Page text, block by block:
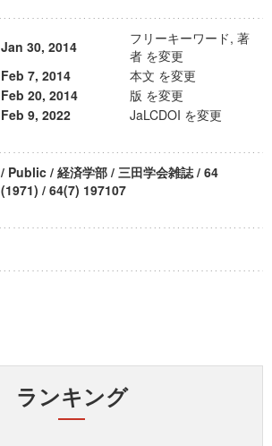
Jan 30, 2014
フリーキーワード, 著
者 を変更
Feb 7, 2014
本文 を変更
Feb 20, 2014
版 を変更
Feb 9, 2022
JaLCDOI を変更
/ Public / 経済学部 / 三田学会雑誌 / 64
(1971) / 64(7) 197107
ランキング